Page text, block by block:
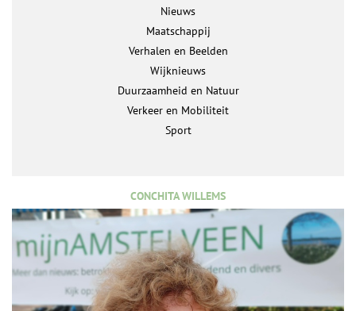
Nieuws
Maatschappij
Verhalen en Beelden
Wijknieuws
Duurzaamheid en Natuur
Verkeer en Mobiliteit
Sport
CONCHITA WILLEMS